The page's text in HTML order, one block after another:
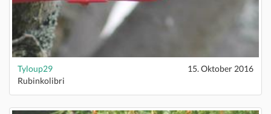
Tyloup29
15. Oktober 2016
Rubinkolibri